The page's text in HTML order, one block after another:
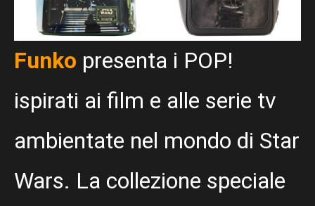
Funko presenta i POP!
ispirati ai film e alle serie tv
ambientate nel mondo di Star
Wars. La collezione speciale